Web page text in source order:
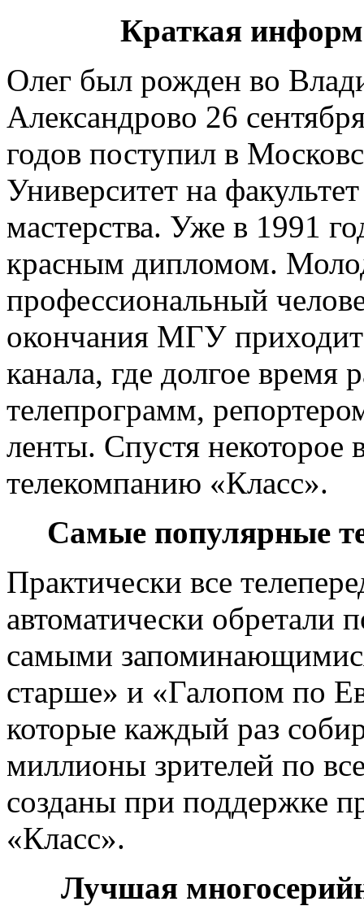
Краткая
Олег был рожден во
Александрово 26
годов поступил в
Университет на
мастерства. Уже в 1991
красным дипломом.
профессиональный
окончания МГУ
канала, где долгое время
телепрограмм,
ленты. Спустя некоторое
телекомпанию «Класс».
Самые популярные
Практически все
автоматически обретали
самыми
старше» и «Галопом по
которые каждый раз
миллионы зрителей по
созданы при поддержке
«Класс».
Лучшая